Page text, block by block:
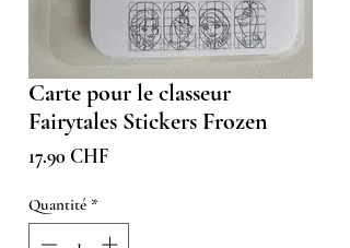
Carte pour le classeur
Fairytales Stickers Frozen
17.90 CHFPrix
Quantité *